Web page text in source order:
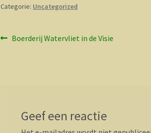
Categorie: Uncategorized
Bericht
Vorig
Boerderij Watervliet in de Visie
Geef een reactie